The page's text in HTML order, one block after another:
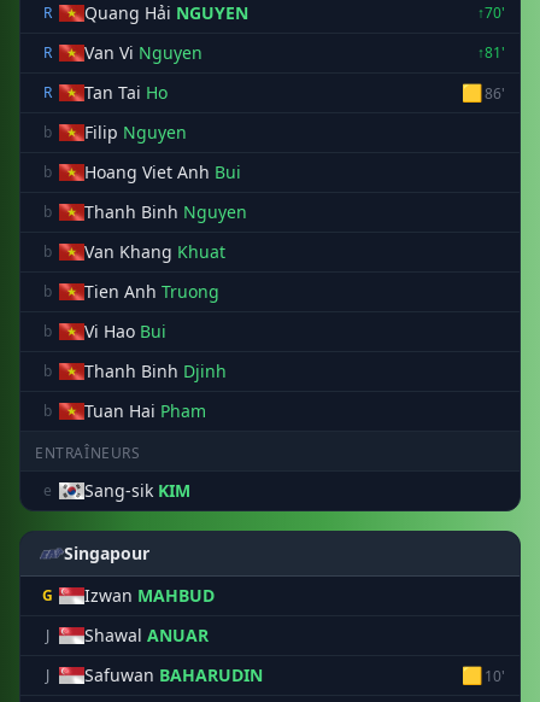
R
Quang Hải NGUYEN
↑70'
R
Van Vi Nguyen
↑81'
R
Tan Tai Ho 🟨86'
b
Filip Nguyen
b Hoang Viet Anh Bui
b Thanh Binh Nguyen
b Van Khang Khuat
b Tien Anh Truong
b Vi Hao Bui
b Thanh Binh Djinh
b Tuan Hai Pham
ENTRAÎNEURS
e
Sang-sik KIM
Singapour
G Izwan MAHBUD
J Shawal ANUAR
J Safuwan BAHARUDIN 🟨10'